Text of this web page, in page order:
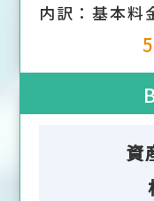
内訳：基本料
資